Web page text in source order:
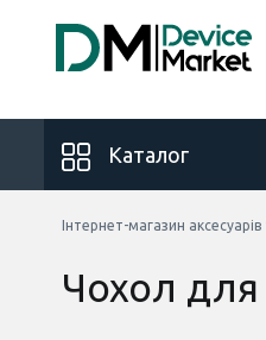
Каталог
Інтернет-магазин
Чохол для